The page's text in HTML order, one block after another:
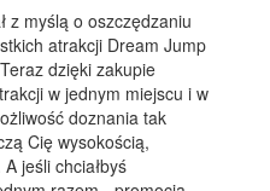
z myślą o oszczędzaniu
atrakcji Dream Jump
dzięki zakupie
w jednym miejscu i w
doznania tak
Cię wysokością,
jeśli chciałbyś